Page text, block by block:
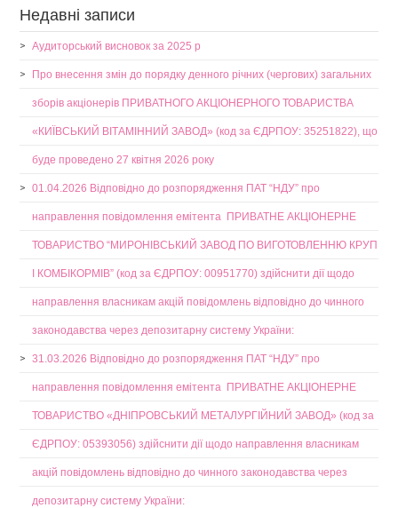
Недавні записи
Аудиторський висновок за 2025 р
Про внесення змін до порядку денного річних (чергових) загальних
зборів акціонерів ПРИВАТНОГО АКЦІОНЕРНОГО ТОВАРИСТВА
«КИЇВСЬКИЙ ВІТАМІННИЙ ЗАВОД» (код за ЄДРПОУ: 35251822), що
буде проведено 27 квітня 2026 року
01.04.2026 Відповідно до розпорядження ПАТ “НДУ” про
направлення повідомлення емітента ПРИВАТНЕ АКЦІОНЕРНЕ
ТОВАРИСТВО “МИРОНІВСЬКИЙ ЗАВОД ПО ВИГОТОВЛЕННЮ КРУП
І КОМБІКОРМІВ” (код за ЄДРПОУ: 00951770) здійснити дії щодо
направлення власникам акцій повідомлень відповідно до чинного
законодавства через депозитарну систему України:
31.03.2026 Відповідно до розпорядження ПАТ “НДУ” про
направлення повідомлення емітента ПРИВАТНЕ АКЦІОНЕРНЕ
ТОВАРИСТВО «ДНІПРОВСЬКИЙ МЕТАЛУРГІЙНИЙ ЗАВОД» (код за
ЄДРПОУ: 05393056) здійснити дії щодо направлення власникам
акцій повідомлень відповідно до чинного законодавства через
депозитарну систему України: